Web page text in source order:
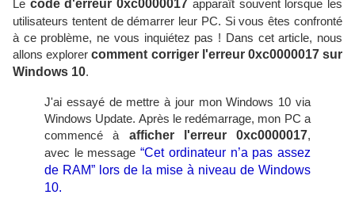
Le code d'erreur 0xc0000017 apparaît souvent lorsque les
utilisateurs tentent de démarrer leur PC. Si vous êtes confronté
à ce problème, ne vous inquiétez pas ! Dans cet article, nous
allons explorercomment corriger l'erreur 0xc0000017 sur
Windows 10.
J'ai essayé de mettre à jour mon Windows 10 via
Windows Update. Après le redémarrage, mon PC a
commencé à afficher l'erreur 0xc0000017,
avec le message“Cet ordinateur n’a pas assez
de RAM” lors de la mise à niveau de Windows
10.